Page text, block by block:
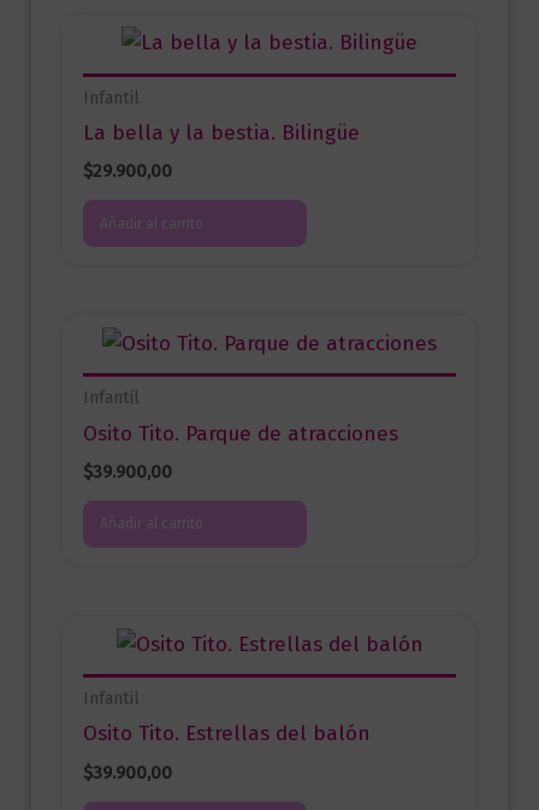
Infantil
La bella y la bestia. Bilingüe
$29.900,00
Añadir al carrito
Infantil
Osito Tito. Parque de atracciones
$39.900,00
Añadir al carrito
Infantil
Osito Tito. Estrellas del balón
$39.900,00